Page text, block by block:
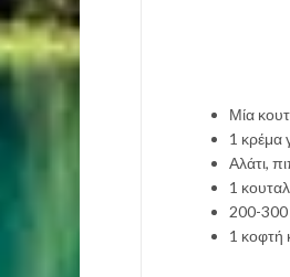
Μία
1 κρέμα
Αλάτι,
1
200-300
1 κοφτή